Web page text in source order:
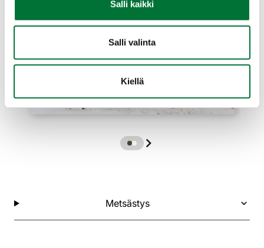
Salli kaikki
Salli valinta
Kiellä
Metsästys